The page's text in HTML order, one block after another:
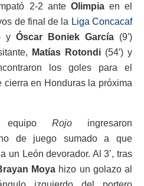
2-2 ante Olimpiaen el
de final de la Liga Concacaf
y Óscar Boniek García (9′)
Matías Rotondi (54′) y
los goles para el
en Honduras la próxima
equipo Rojo ingresaron
de juego sumado a que
un León devorador. Al 3’, tras
Moya hizo un golazo al